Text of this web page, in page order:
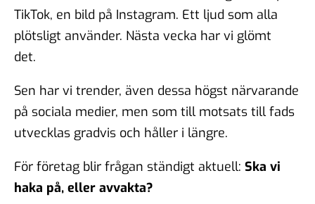
TikTok, en bild på Instagram. Ett ljud som alla
plötsligt använder. Nästa vecka har vi glömt
det.
Sen har vi trender, även dessa högst närvarande
på sociala medier, men som till motsats till fads
utvecklas gradvis och håller i längre.
För företag blir frågan ständigt aktuell: Ska vi
haka på, eller avvakta?